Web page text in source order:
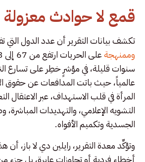
قمع لا حوادث معزولة
تكشف بيانات التقرير أن عدد الدول
وممنهجة
سنوات قليلة، في مؤشرٍ خطِر على تسارع
عالمياً، حيث باتت المدافعات عن حقوق
المرأة في قلب الاستهداف، عبر الاعتقال
التشويه الإعلامي، والتهديدات المباشرة،
الجسدية وتكميم الأفواه.
وتؤكِّد معدة التقرير، رايلين دي لا باز،
أخطاء فردية أو تجاوزات عابرة، بل